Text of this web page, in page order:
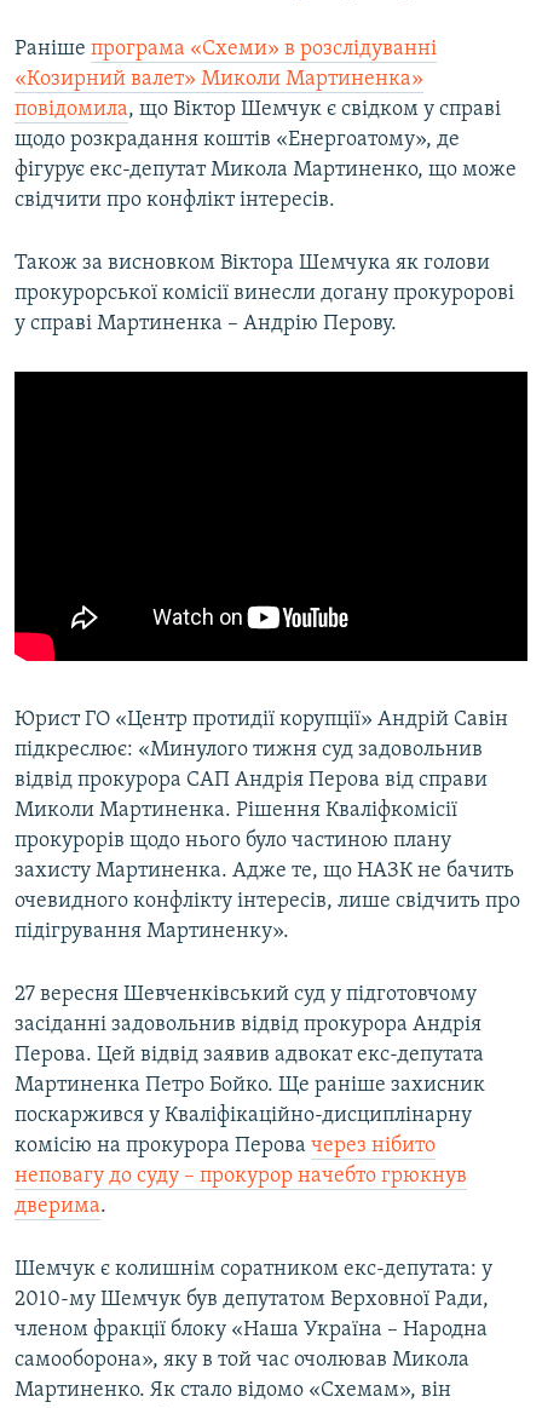
Раніше програма «Схеми» в розслідуванні
«Козирний валет» Миколи Мартиненка»
повідомила, що Віктор Шемчук є свідком у справі
щодо розкрадання коштів «Енергоатому», де
фігурує екс-депутат Микола Мартиненко, що може
свідчити про конфлікт інтересів.
Також за висновком Віктора Шемчука як голови
прокурорської комісії винесли догану прокуророві
у справі Мартиненка – Андрію Перову.
Юрист ГО «Центр протидії корупції» Андрій Савін
підкреслює: «Минулого тижня суд задовольнив
відвід прокурора САП Андрія Перова від справи
Миколи Мартиненка. Рішення Кваліфкомісії
прокурорів щодо нього було частиною плану
захисту Мартиненка. Адже те, що НАЗК не бачить
очевидного конфлікту інтересів, лише свідчить про
підігрування Мартиненку».
27 вересня Шевченківський суд у підготовчому
засіданні задовольнив відвід прокурора Андрія
Перова. Цей відвід заявив адвокат екс-депутата
Мартиненка Петро Бойко. Ще раніше захисник
поскаржився у Кваліфікаційно-дисциплінарну
комісію на прокурора Перова через нібито
неповагу до суду – прокурор начебто грюкнув
дверима.
Шемчук є колишнім соратником екс-депутата: у
2010-му Шемчук був депутатом Верховної Ради,
членом фракції блоку «Наша Україна – Народна
самооборона», яку в той час очолював Микола
Мартиненко. Як стало відомо «Схемам», він